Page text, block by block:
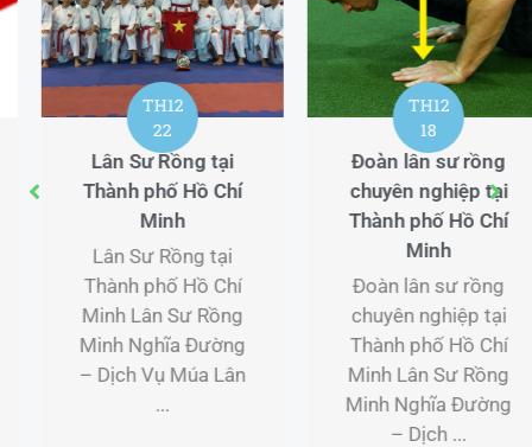
TH12
18
Đoàn lân sư rồng
chuyên nghiệp tại
Thành phố Hồ Chí
Minh
Đoàn lân sư rồng
chuyên nghiệp tại
Thành phố Hồ Chí
Minh Lân Sư Rồng
Minh Nghĩa Đường
TH12
15
Lớp học Boxing tại
Yên Bái
Lớp học Boxing tại
Yên Bái Lớp học
Boxing tại Yên Bái
– Trải nghiệm
Boxing chuyên
nghiệp cùng
VimiDo ...